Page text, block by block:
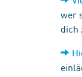
wer
dich